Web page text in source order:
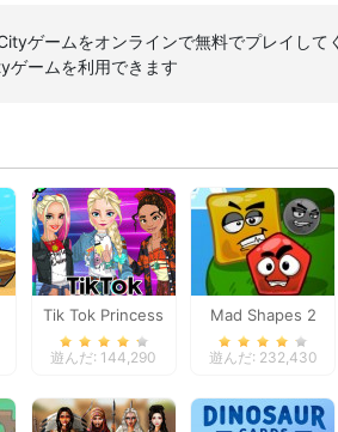
ゲームをオンラインで無料でプレイし
ームを利用できます
Tik Tok Princess
遊んだ: 144,290
Mad Shapes 2
遊んだ: 232,430